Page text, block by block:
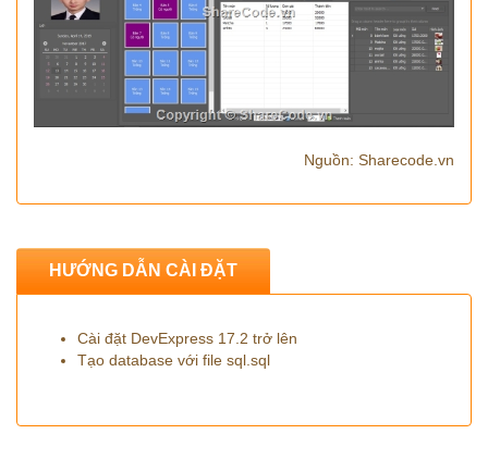
Nguồn: Sharecode.vn
HƯỚNG DẪN CÀI ĐẶT
Cài đặt DevExpress 17.2 trở lên
Tạo database với file sql.sql